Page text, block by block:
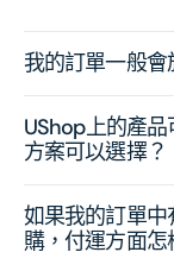
我的訂單一般
UShop上的產
方案可以選擇？
如果我的訂單
購，付運方面怎